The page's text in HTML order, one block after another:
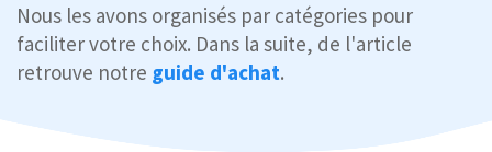
Nous les avons organisés par catégories pour
faciliter votre choix. Dans la suite, de l'article
retrouve notre guide d'achat.